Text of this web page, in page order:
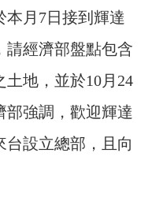
本月7日接到輝達
請經濟部盤點包含
地，並於10月24
部強調，歡迎輝達
設立總部，且向